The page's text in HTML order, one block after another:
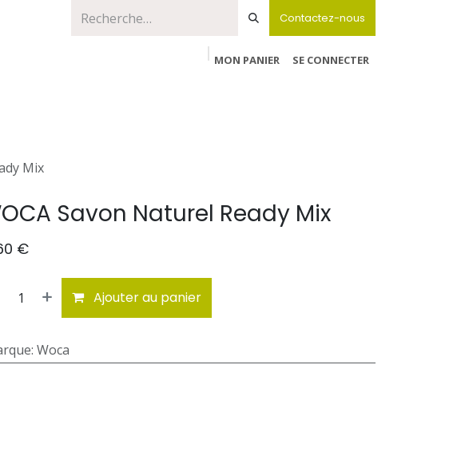
Contactez-nous
MON PANIER
SE CONNECTER
Mix
Savon Naturel Ready Mix
€
Ajouter au panier
: Woca